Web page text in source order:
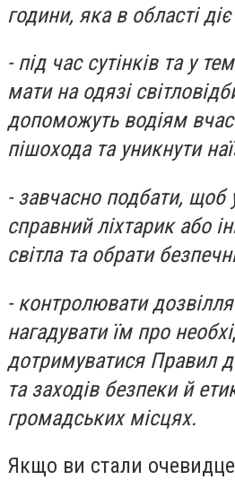
години, яка в області
- під час сутінків та у
мати на одязі
допоможуть водіям
пішохода та уникнути
- завчасно подбати, щоб
справний ліхтарик або
світла та обрати
- контролювати дозвілля
нагадувати їм про
дотримуватися Правил
та заходів безпеки й
громадських місцях.
Якщо ви стали